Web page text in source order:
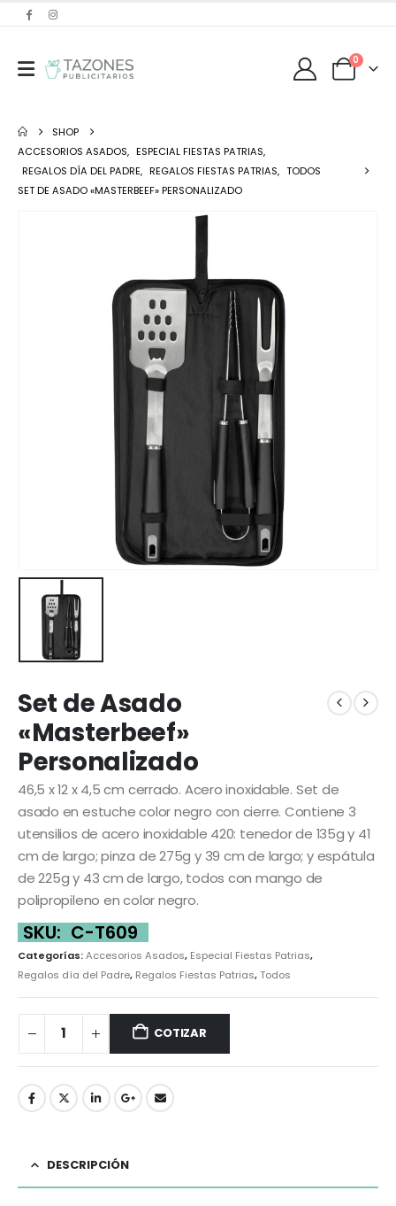
0
SHOP
ACCESORIOS ASADOS, ESPECIAL FIESTAS PATRIAS,
REGALOS DÍA DEL PADRE, REGALOS FIESTAS PATRIAS, TODOS
SET DE ASADO «MASTERBEEF» PERSONALIZADO
Set de Asado
«Masterbeef»
Personalizado
46,5 x 12 x 4,5 cm cerrado. Acero inoxidable. Set de
asado en estuche color negro con cierre. Contiene 3
utensilios de acero inoxidable 420: tenedor de 135g y 41
cm de largo; pinza de 275g y 39 cm de largo; y espátula
de 225g y 43 cm de largo, todos con mango de
polipropileno en color negro.
SKU: C-T609
Categorías:Accesorios Asados, Especial Fiestas Patrias,
Regalos día del Padre, Regalos Fiestas Patrias,Todos
COTIZAR
DESCRIPCIÓN